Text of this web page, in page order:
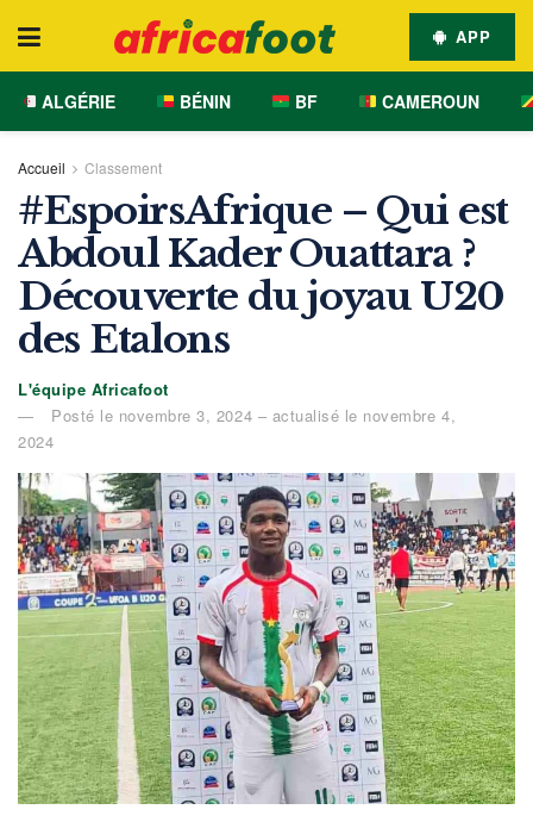
APP
ALGÉRIE BÉNIN BF CAMEROUN
Accueil Classement
#EspoirsAfrique – Qui est
Abdoul Kader Ouattara ?
Découverte du joyau U20
des Etalons
L'équipe Africafoot
Posté le novembre 3, 2024 – actualisé le novembre 4,
2024